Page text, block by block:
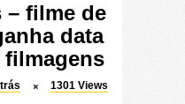
– filme de
data
1301 Views